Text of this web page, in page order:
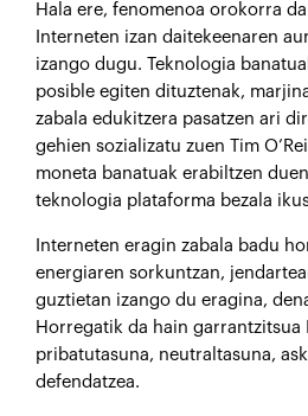
Hala ere, fenomenoa orokorra
Interneten izan daitekeenaren
izango dugu. Teknologia
posible egiten dituztenak,
zabala edukitzera pasatzen ari
gehien sozializatu zuen Tim
moneta banatuak erabiltzen duen
teknologia plataforma bezala
Interneten eragin zabala badu
energiaren sorkuntzan,
guztietan izango du eragina,
Horregatik da hain garrantzitsua
pribatutasuna, neutraltasuna,
defendatzea.